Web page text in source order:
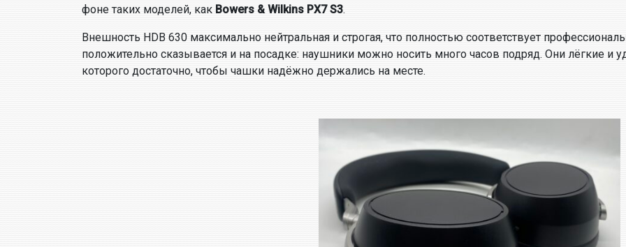
фоне таких моделей, как Bowers & Wilkins PX7 S3.
Внешность HDB 630 максимально нейтральная и строгая, что полностью соответствует
положительно сказывается и на посадке: наушники можно носить много часов подряд. Они лёгкие
которого достаточно, чтобы чашки надёжно держались на месте.